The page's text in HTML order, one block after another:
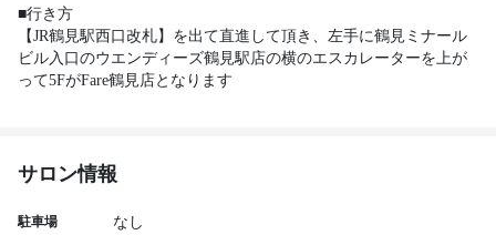
■行き方
【JR鶴見駅西口改札】を出て直進して頂き、左手に鶴見ミナール
ビル入口のウエンディーズ鶴見駅店の横のエスカレーターを上が
って5FがFare鶴見店となります
サロン情報
駐車場 なし